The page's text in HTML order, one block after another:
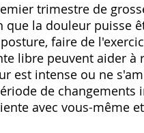
trimestre de
que la douleur puisse
faire de
libre peuvent aider
est intense ou ne
de
avec vous-même